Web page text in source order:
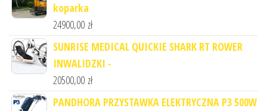
koparka
24900,00 zł
SUNRISE MEDICAL QUICKIE SHARK RT ROWER
INWALIDZKI -
20500,00 zł
PANDHORA PRZYSTAWKA ELEKTRYCZNA P3 500W